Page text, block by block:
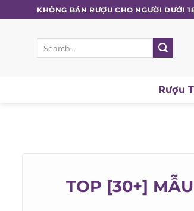
to
content
KHÔNG BÁN RƯỢU CHO NGƯỜI DƯỚI 18
Rượu
TOP [30+]